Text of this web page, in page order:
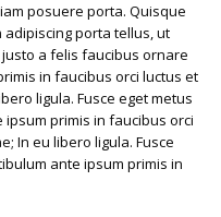
posuere porta. Quisque
porta tellus, ut
a felis faucibus ornare
in faucibus orci luctus et
ligula. Fusce eget metus
primis in faucibus orci
In eu libero ligula. Fusce
ante ipsum primis in